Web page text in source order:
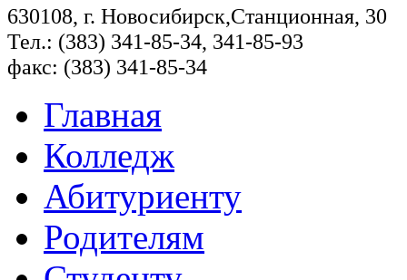
630108, г. Новосибирск,Станционная, 30
Тел.: (383) 341-85-34, 341-85-93
факс: (383) 341-85-34
Главная
Колледж
Абитуриенту
Родителям